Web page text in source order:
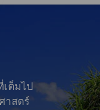
ต็มไป
าสตร์